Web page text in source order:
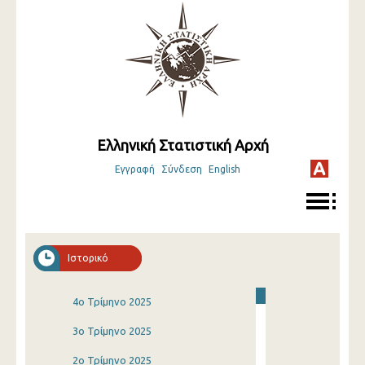
Ελληνική Στατιστική Αρχή
Εγγραφή Σύνδεση English
Ιστορικό
4o Τρίμηνο 2025
3o Τρίμηνο 2025
2o Τρίμηνο 2025